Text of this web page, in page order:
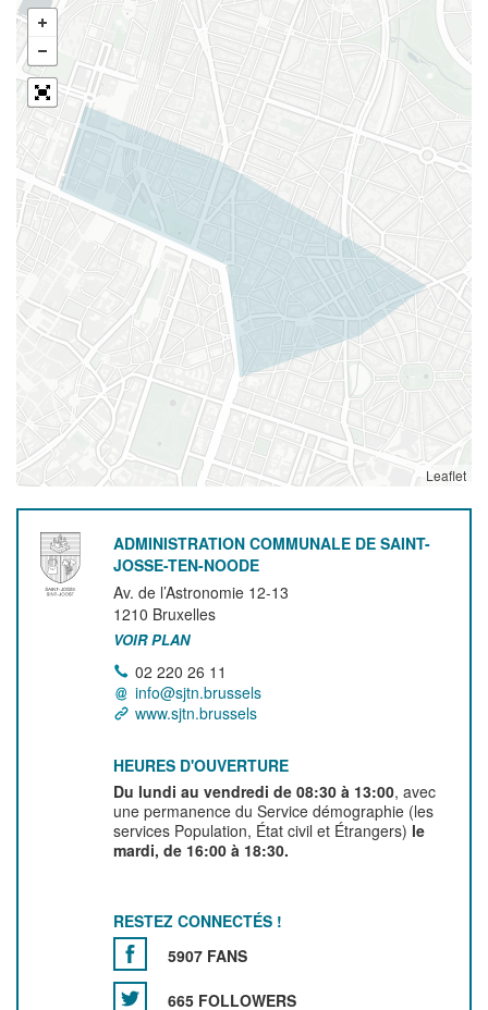
Leaflet
ADMINISTRATION COMMUNALE DE SAINT-
JOSSE-TEN-NOODE
Av. de l’Astronomie 12-13
1210 Bruxelles
VOIR PLAN
02 220 26 11
info@sjtn.brussels
www.sjtn.brussels
HEURES D'OUVERTURE
Du lundi au vendredi de 08:30 à 13:00, avec
une permanence du Service démographie (les
services Population, État civil et Étrangers) le
mardi, de 16:00 à 18:30.
RESTEZ CONNECTÉS !
5907 FANS
665 FOLLOWERS